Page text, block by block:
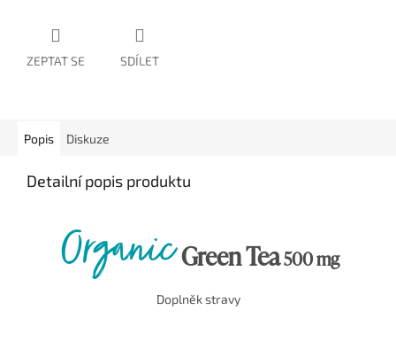
ZEPTAT SE SDÍLET
Popis Diskuze
Detailní popis produktu
OrganicGreen Tea500 mg
Doplněk stravy